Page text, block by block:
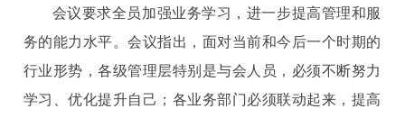
会议要求全员加强业务学习，进一步提高管理和服
务的能力水平。会议指出，面对当前和今后一个时期的
行业形势，各级管理层特别是与会人员，必须不断努力
学习、优化提升自己；各业务部门必须联动起来，提高